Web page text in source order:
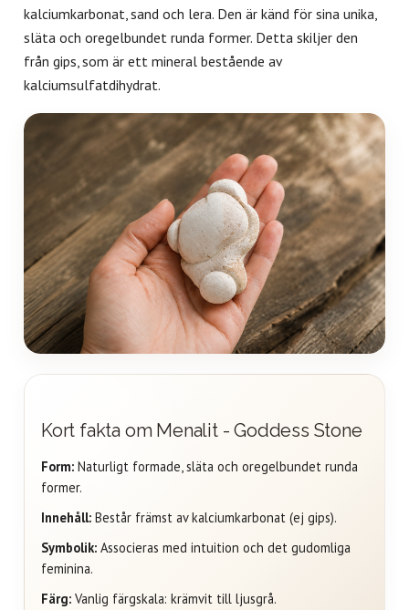
kalciumkarbonat, sand och lera. Den är känd för sina unika,
släta och oregelbundet runda former. Detta skiljer den
från gips, som är ett mineral bestående av
kalciumsulfatdihydrat.
Kort fakta om Menalit - Goddess Stone
Form: Naturligt formade, släta och oregelbundet runda
former.
Innehåll: Består främst av kalciumkarbonat (ej gips).
Symbolik: Associeras med intuition och det gudomliga
feminina.
Färg: Vanlig färgskala: krämvit till ljusgrå.